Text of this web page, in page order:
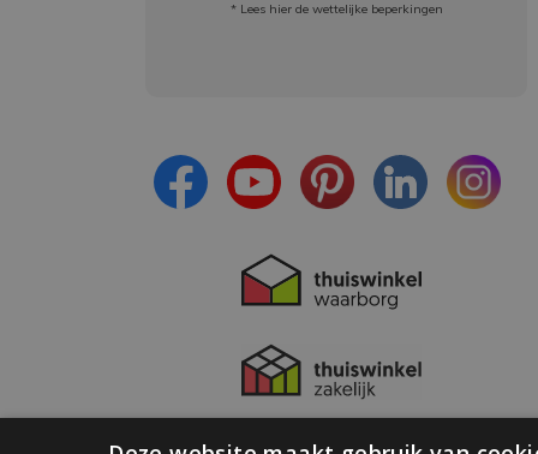
* Lees hier de wettelijke beperkingen